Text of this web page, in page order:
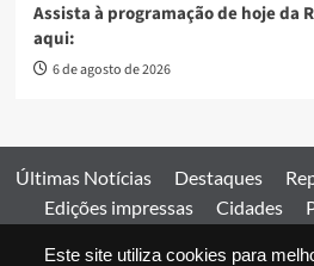
Este site utiliza cookies para
Assista à programação de hoje da
aqui:
6 de agosto de 2026
Últimas Notícias Destaques
Edições impressas
Cidades